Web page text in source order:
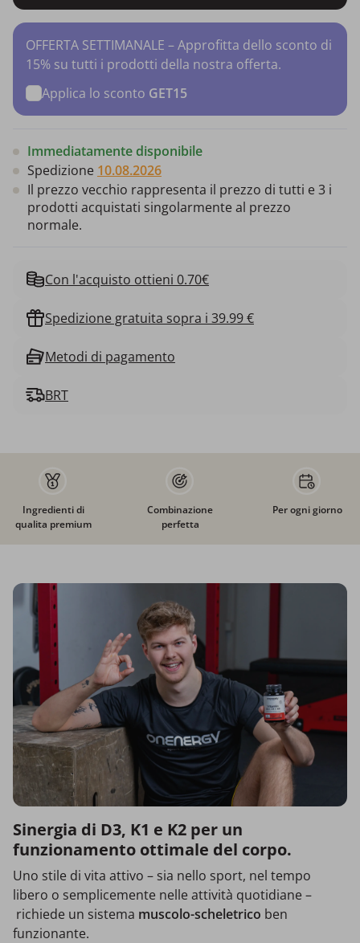
OFFERTA SETTIMANALE – Approfitta dello sconto di
15% su tutti i prodotti della nostra offerta.
Applica lo sconto GET15
Immediatamente disponibile
Spedizione 10.08.2026
Il prezzo vecchio rappresenta il prezzo di tutti e 3 i
prodotti acquistati singolarmente al prezzo
normale.
Con l'acquisto ottieni 0.70€
Spedizione gratuita sopra i 39.99 €
Metodi di pagamento
BRT
Ingredienti di
qualita premium
Combinazione
perfetta
Per ogni giorno
Sinergia di D3, K1 e K2 per un
funzionamento ottimale del corpo.
Uno stile di vita attivo – sia nello sport, nel tempo
libero o semplicemente nelle attività quotidiane –
richiede un sistema muscolo-scheletrico ben
funzionante.